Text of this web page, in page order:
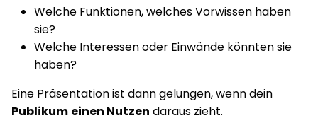
Welche Funktionen, welches Vorwissen haben
sie?
Welche Interessen oder Einwände könnten sie
haben?
Eine Präsentation ist dann gelungen, wenn dein
Publikum einen Nutzen daraus zieht.